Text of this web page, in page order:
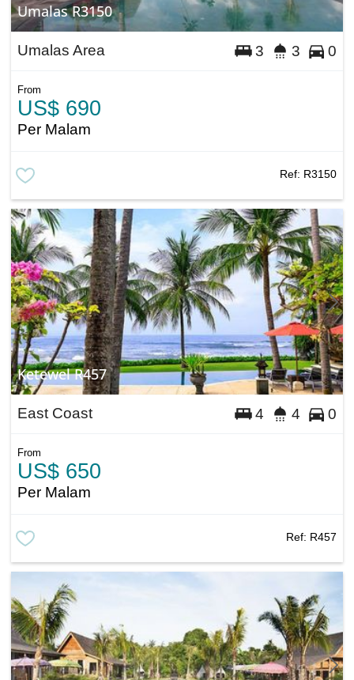
Umalas R3150
Umalas Area 3 3 0
From
US$ 690
Per Malam
Ref: R3150
Ketewel R457
East Coast 4 4 0
From
US$ 650
Per Malam
Ref: R457